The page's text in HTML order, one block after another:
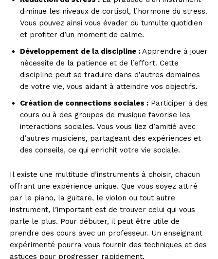
diminue les niveaux de cortisol, l’hormone du stress.
Vous pouvez ainsi vous évader du tumulte quotidien
et profiter d’un moment de calme.
Développement de la discipline : Apprendre à jouer
nécessite de la patience et de l’effort. Cette
discipline peut se traduire dans d’autres domaines
de votre vie, vous aidant à atteindre vos objectifs.
Création de connections sociales : Participer à des
cours ou à des groupes de musique favorise les
interactions sociales. Vous vous liez d’amitié avec
d’autres musiciens, partageant des expériences et
des conseils, ce qui enrichit votre vie sociale.
Il existe une multitude d’instruments à choisir, chacun
offrant une expérience unique. Que vous soyez attiré
par le piano, la guitare, le violon ou tout autre
instrument, l’important est de trouver celui qui vous
parle le plus. Pour débuter, il peut être utile de
prendre des cours avec un professeur. Un enseignant
expérimenté pourra vous fournir des techniques et des
astuces pour progresser rapidement.